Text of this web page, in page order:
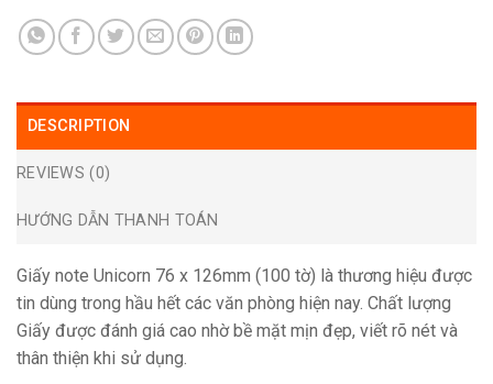
DESCRIPTION
REVIEWS (0)
HƯỚNG DẪN THANH TOÁN
Giấy note Unicorn 76 x 126mm (100 tờ) là thương hiệu được
tin dùng trong hầu hết các văn phòng hiện nay. Chất lượng
Giấy được đánh giá cao nhờ bề mặt mịn đẹp, viết rõ nét và
thân thiện khi sử dụng.